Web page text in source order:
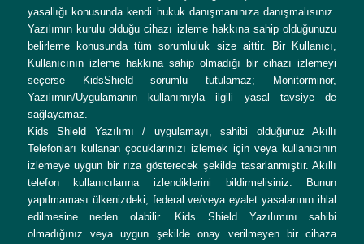
yasallığı konusunda kendi hukuk danışmanınıza danışmalısınız.
Yazılımın kurulu olduğu cihazı izleme hakkına sahip olduğunuzu
belirleme konusunda tüm sorumluluk size aittir. Bir Kullanıcı,
Kullanıcının izleme hakkına sahip olmadığı bir cihazı izlemeyi
seçerse KidsShield sorumlu tutulamaz; Monitorminor,
Yazılımın/Uygulamanın kullanımıyla ilgili yasal tavsiye de
sağlayamaz.
Kids Shield Yazılımı / uygulamayı, sahibi olduğunuz Akıllı
Telefonları kullanan çocuklarınızı izlemek için veya kullanıcının
izlemeye uygun bir rıza gösterecek şekilde tasarlanmıştır. Akıllı
telefon kullanıcılarına izlendiklerini bildirmelisiniz. Bunun
yapılmaması ülkenizdeki, federal ve/veya eyalet yasalarının ihlal
edilmesine neden olabilir. Kids Shield Yazılımını sahibi
olmadığınız veya uygun şekilde onay verilmeyen bir cihaza